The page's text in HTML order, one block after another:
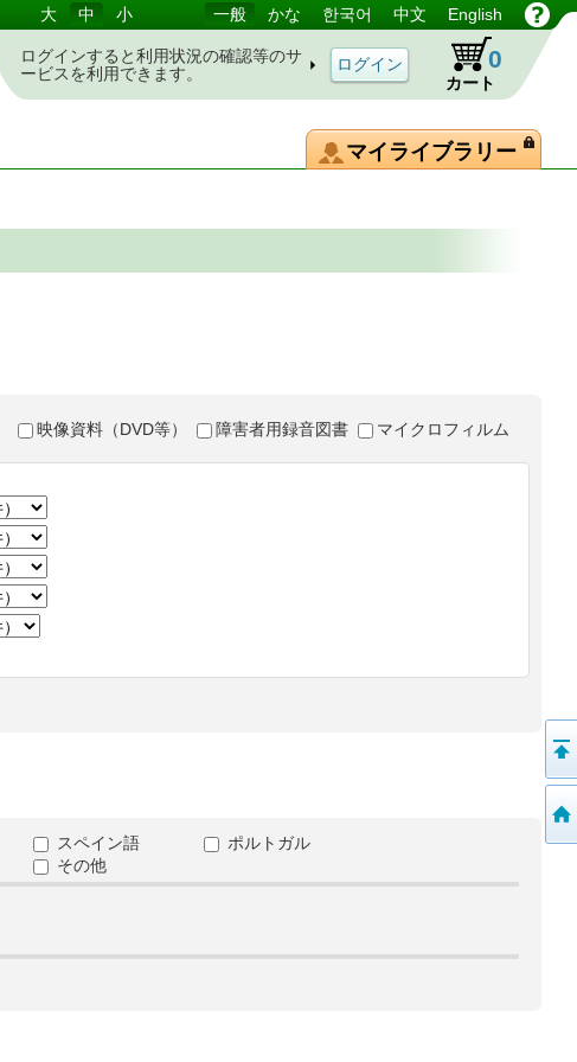
大 中 小 一般 かな 한국어 中文 English
ログインすると利用状況の確認等のサ
ービスを利用できます。
カート
0
マイライブラリー
映像資料（DVD等） 障害者用録音図書 マイクロフィルム
スペイン語
ポルトガル
その他